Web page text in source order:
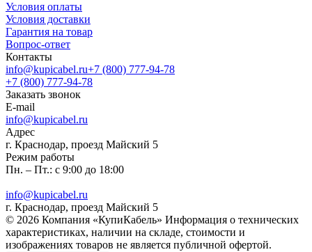
Условия оплаты
Условия доставки
Гарантия на товар
Вопрос-ответ
Контакты
info@kupicabel.ru+7 (800) 777-94-78
+7 (800) 777-94-78
Заказать звонок
E-mail
info@kupicabel.ru
Адрес
г. Краснодар, проезд Майский 5
Режим работы
Пн. – Пт.: с 9:00 до 18:00
info@kupicabel.ru
г. Краснодар, проезд Майский 5
© 2026 Компания «КупиКабель» Информация о технических
характеристиках, наличии на складе, стоимости и
изображениях товаров не является публичной офертой.